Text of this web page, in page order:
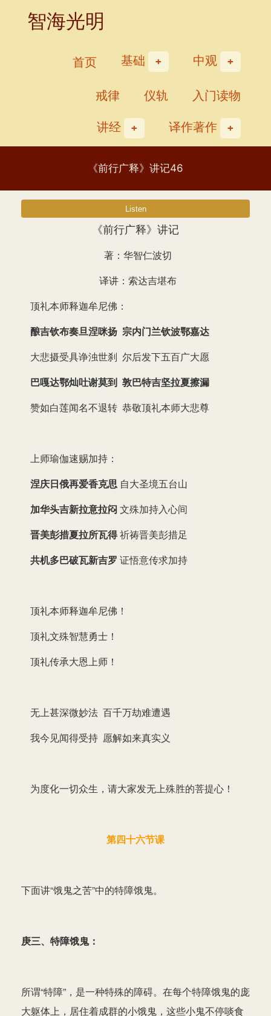
智海光明
首页 基础
中观
戒律
仪轨
入门读物
讲经
译作著作
《前行广释》讲记46
《前行广释》讲记
著：华智仁波切
译讲：索达吉堪布
顶礼本师释迦牟尼佛：
酿吉钦布奏旦涅咪扬 宗内门兰钦波鄂嘉达
大悲摄受具诤浊世刹 尔后发下五百广大愿
巴嘎达鄂灿吐谢莫到 敦巴特吉坚拉夏擦漏
赞如白莲闻名不退转 恭敬顶礼本师大悲尊
上师瑜伽速赐加持：
涅庆日俄再爱香克思 自大圣境五台山
加华头吉新拉意拉闷 文殊加持入心间
晋美彭措夏拉所瓦得祈祷晋美彭措足
共机多巴破瓦新吉罗 证悟意传求加持
顶礼本师释迦牟尼佛！
顶礼文殊智慧勇士！
顶礼传承大恩上师！
无上甚深微妙法 百千万劫难遭遇
我今见闻得受持 愿解如来真实义
为度化一切众生，请大家发无上殊胜的菩提心！
第四十六节课
下面讲“饿鬼之苦”中的特障饿鬼。
庚三、特障饿鬼：
所谓“特障”，是一种特殊的障碍。在每个特障饿鬼的庞
大躯体上，居住着成群的小饿鬼，这些小鬼不停啖食